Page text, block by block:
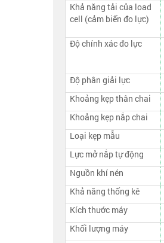
Khả năng tải của load
cell (cảm biến đo lực)
Độ chính xác đo lực
Độ phân giải lực
Khoảng kẹp thân chai
Khoảng kẹp nắp chai
Loại kẹp mẫu
Lực mở nắp tự động
Nguồn khí nén
Khả năng thống kê
Kích thước máy
Khối lượng máy